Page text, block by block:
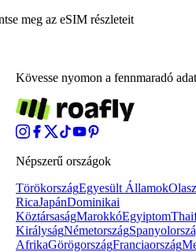
meg az eSIM részleteit
Kövesse nyomon a fennmaradó
Népszerű országok
TörökországEgyesült Államok
RicaJapánDominikai
KöztársaságMarokkóEgyiptom
KirályságNémetország
AfrikaGörögországFranciaország